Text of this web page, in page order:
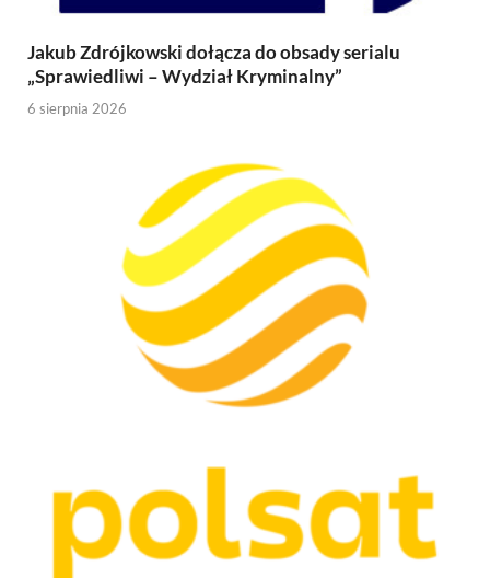
Jakub Zdrójkowski dołącza do obsady serialu
„Sprawiedliwi – Wydział Kryminalny”
6 sierpnia 2026